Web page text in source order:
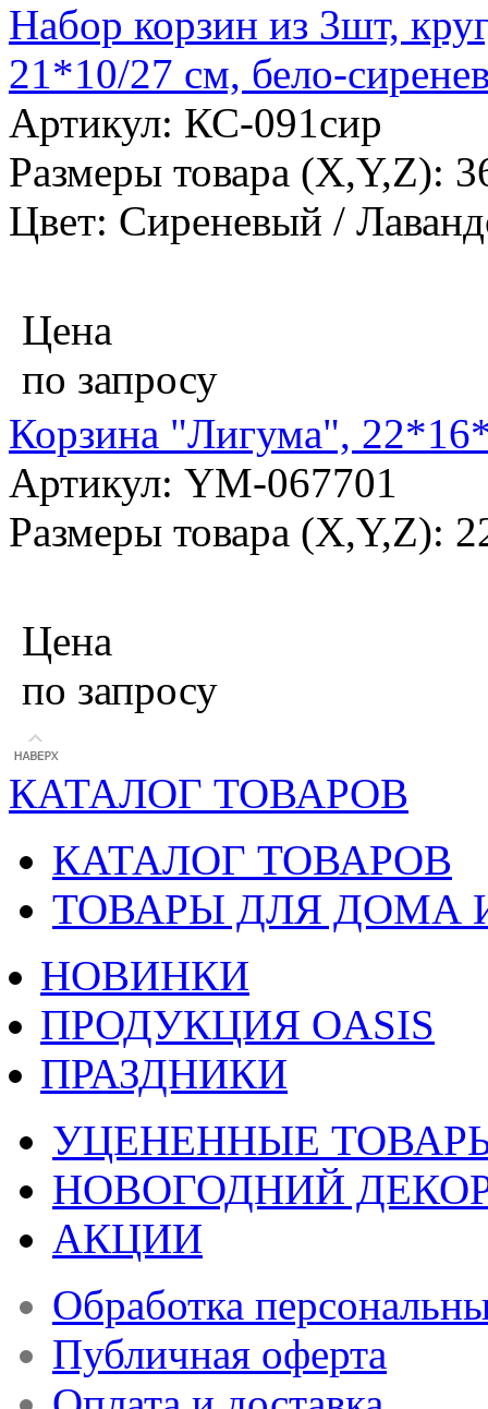
Набор корзин из 3шт,
21*10/27 см, бело-
Артикул: КС-091сир
Размеры товара (X,Y,Z):
Цвет: Сиреневый /
Цена
по запросу
Корзина "Лигума",
Артикул: YM-067701
Размеры товара (X,Y,Z):
Цена
по запросу
КАТАЛОГ ТОВАРОВ
КАТАЛОГ ТОВАРОВ
ТОВАРЫ ДЛЯ ДОМА
НОВИНКИ
ПРОДУКЦИЯ OASIS
ПРАЗДНИКИ
УЦЕНЕННЫЕ
НОВОГОДНИЙ
АКЦИИ
Обработка
Публичная оферта